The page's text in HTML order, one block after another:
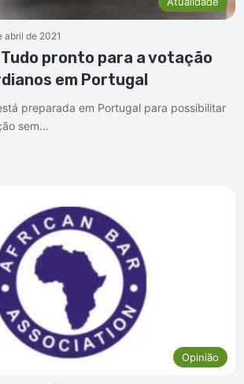
abril de 2021
pronto para a votação
em Portugal
preparada em Portugal para possibilitar
sem…
Opinião